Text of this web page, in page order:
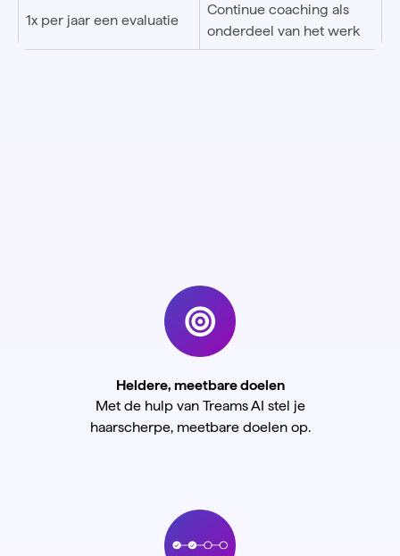
1x per jaar een evaluatie
Continue coaching als
onderdeel van het werk
Heldere, meetbare doelen
Met de hulp van Treams AI stel je
haarscherpe, meetbare doelen op.